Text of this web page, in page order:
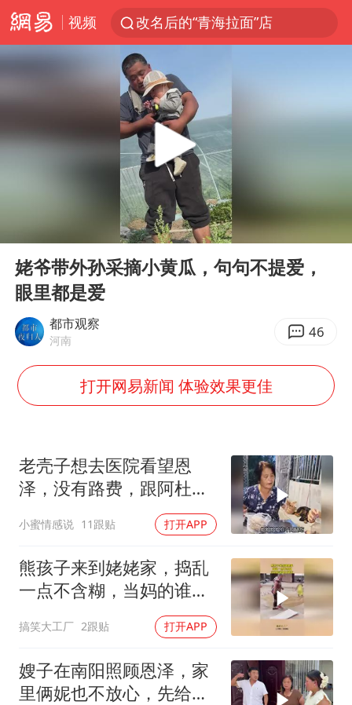
视频
改名后的“青海拉面”店
台军“汉光秀”开场闹剧多
泸溪河：桃酥吃出金属牙冠视频不实
男子结婚8年3个女儿均非亲生
“空调24小时开着更省电”不实
“中国蔬菜之乡”最高温达41.8℃
如何把百年大党建设得更加坚强有力？
Play
00:10
姥爷带外孙采摘小黄瓜，句句不提爱，
眼里都是爱
都市观察
河南 46
打开网易新闻 体验效果更佳
老壳子想去医院看望恩
泽，没有路费，跟阿杜要
小蜜情感说 11跟贴 打开APP
熊孩子来到姥姥家，捣乱
一点不含糊，当妈的谁都
搞笑大工厂 2跟贴 打开APP
嫂子在南阳照顾恩泽，家
里俩妮也不放心，先给她